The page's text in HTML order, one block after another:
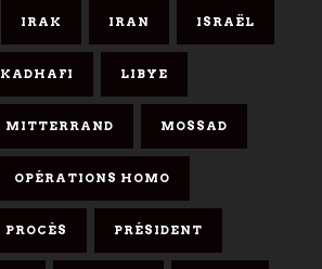
IRAK IRAN ISRAËL
KADHAFI LIBYE
MITTERRAND MOSSAD
OPÉRATIONS HOMO
PROCÈS PRÉSIDENT